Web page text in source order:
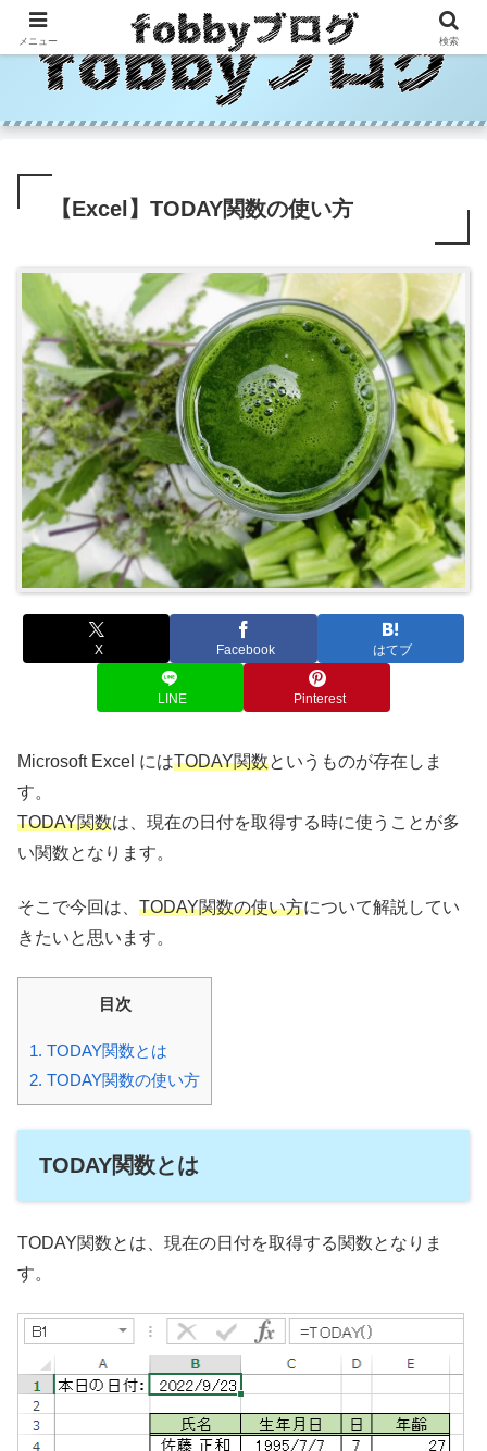
【Excel】TODAY関数の使い方
X Facebook はてブ
LINE Pinterest
Microsoft Excel にはTODAY関数というものが存在しま
す。
TODAY関数は、現在の日付を取得する時に使うことが多
い関数となります。
そこで今回は、 TODAY関数の使い方について解説してい
きたいと思います。
目次
1. TODAY関数とは
2. TODAY関数の使い方
TODAY関数とは
TODAY関数とは、現在の日付を取得する関数となりま
す。
メニュー 検索